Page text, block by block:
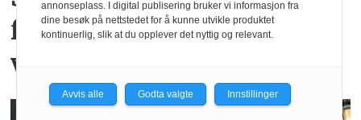
fotball-VMs
vikingtematikk
annonseplass. I digital publisering bruker vi informasjon fra
dine besøk på nettstedet for å kunne utvikle produktet
kontinuerlig, slik at du opplever det nyttig og relevant.
Avvis alle Godta valgte Innstillinger